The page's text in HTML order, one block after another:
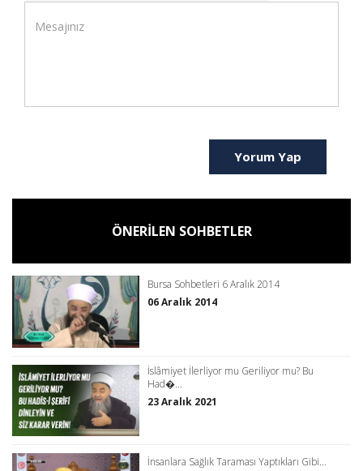
Yorum Yap
ÖNERİLEN SOHBETLER
Bursa Sohbetleri 6 Aralık 2014
06 Aralık 2014
İslâmiyet İlerliyor mu Geriliyor mu? Bu
Had�...
23 Aralık 2021
İnsanlara Sağlık Taraması Yaptıkları Gibi...